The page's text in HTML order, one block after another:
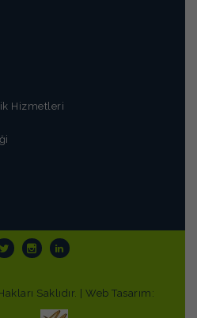
Hizmetleri
Saklıdır. | Web Tasarım: